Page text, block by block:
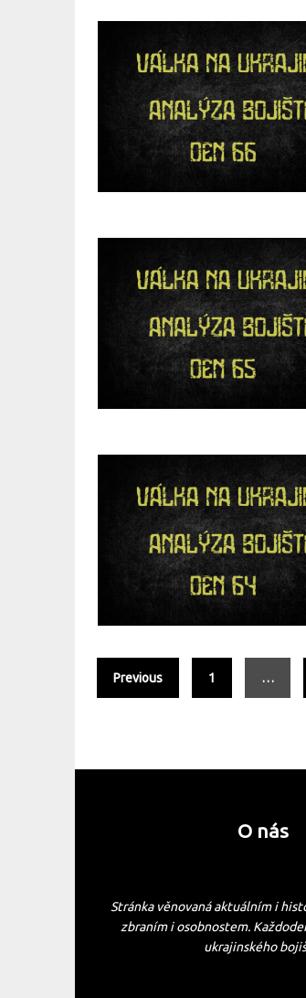
Previous 1 …
O nás
Stránka věnovaná aktuálním i
zbraním i osobnostem.
ukrajinského